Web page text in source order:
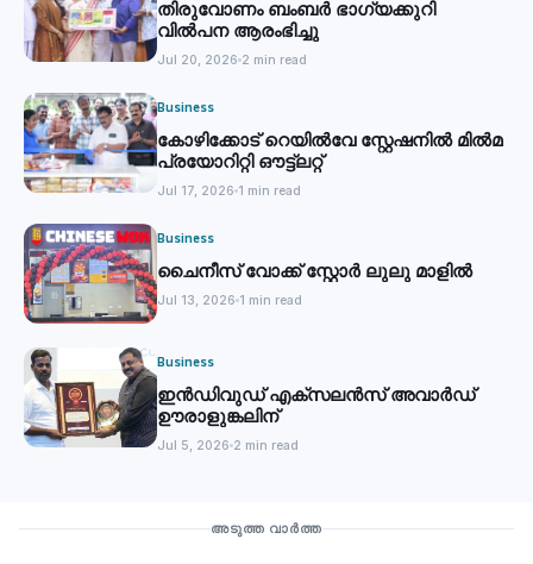
തിരുവോണം ബംബര്‍ ഭാഗ്യക്കുറി
വില്‍പന ആരംഭിച്ചു
Jul 20, 2026 2 min read
Business
കോഴിക്കോട് റെയില്‍വേ സ്റ്റേഷനില്‍ മില്‍മ
പ്രയോറിറ്റി ഔട്ട്‌ലറ്റ്
Jul 17, 2026 1 min read
Business
ചൈനീസ് വോക്ക് സ്റ്റോര്‍ ലുലു മാളില്‍
Jul 13, 2026 1 min read
Business
ഇൻഡിവുഡ് എക്സലൻസ് അവാർഡ്
ഊരാളുങ്കലിന്
Jul 5, 2026 2 min read
അടുത്ത വാർത്ത